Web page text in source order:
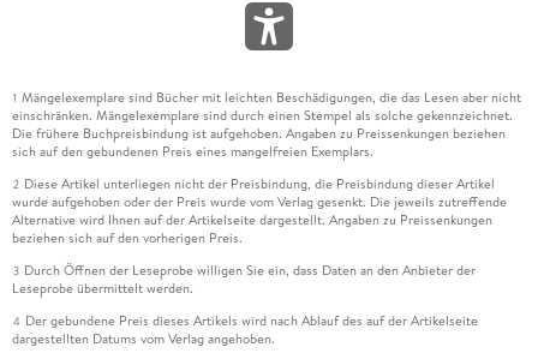
1 Mängelexemplare sind Bücher mit leichten Beschädigungen, die das Lesen aber nicht
einschränken. Mängelexemplare sind durch einen Stempel als solche gekennzeichnet.
Die frühere Buchpreisbindung ist aufgehoben. Angaben zu Preissenkungen beziehen
sich auf den gebundenen Preis eines mangelfreien Exemplars.
2 Diese Artikel unterliegen nicht der Preisbindung, die Preisbindung dieser Artikel
wurde aufgehoben oder der Preis wurde vom Verlag gesenkt. Die jeweils zutreffende
Alternative wird Ihnen auf der Artikelseite dargestellt. Angaben zu Preissenkungen
beziehen sich auf den vorherigen Preis.
3 Durch Öffnen der Leseprobe willigen Sie ein, dass Daten an den Anbieter der
Leseprobe übermittelt werden.
4 Der gebundene Preis dieses Artikels wird nach Ablauf des auf der Artikelseite
dargestellten Datums vom Verlag angehoben.